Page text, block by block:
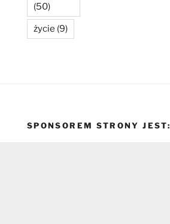
(50)
życie (9)
SPONSOREM STRONY JEST: